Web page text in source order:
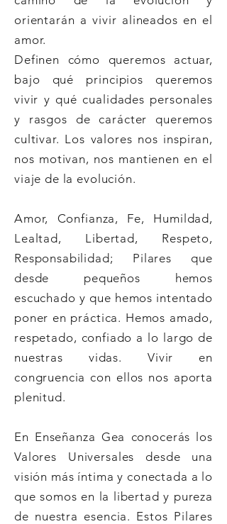
orientarán a vivir alineados en el
amor.
Definen cómo queremos actuar,
bajo qué principios queremos
vivir y qué cualidades personales
y rasgos de carácter queremos
cultivar. Los valores nos inspiran,
nos motivan, nos mantienen en el
viaje de la evolución.
Amor, Confianza, Fe, Humildad,
Lealtad, Libertad, Respeto,
Responsabilidad; Pilares que
desde pequeños hemos
escuchado y que hemos intentado
poner en práctica. Hemos amado,
respetado, confiado a lo largo de
nuestras vidas. Vivir en
congruencia con ellos nos aporta
plenitud.
En Enseñanza Gea conocerás los
Valores Universales desde una
visión más íntima y conectada a lo
que somos en la libertad y pureza
de nuestra esencia. Estos Pilares